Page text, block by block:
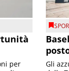
per
Gli